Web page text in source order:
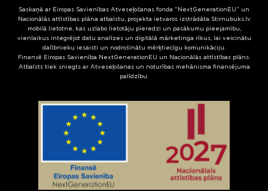
Saskaņā ar Eiropas Savienības Atveseļošanas fonda “NextGenerationEU” un
Nacionālās attīstības plāna atbalstu, projekta ietvaros izstrādāta Stirnubuks.lv
mobilā lietotne, kas uzlabo lietotāju pieredzi un pasākumu pieejamību,
vienlaikus integrējot datu analīzes un digitālā mārketinga rīkus, lai veicinātu
dalībnieku iesaisti un nodrošinātu mērķtiecīgu komunikāciju.
Finansē Eiropas Savienība NextGenerationEU un Nacionālās attīstības plāns.
Atbalsts tiek sniegts ar Atveseļošanas un noturības mehānisma finansējuma
palīdzību.